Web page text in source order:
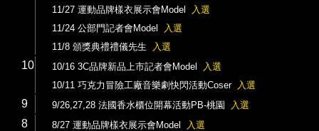
11/27 運動品牌樣衣展示會Model
入選
11/24 公部門記者會Model
入選
11/8 頒獎典禮禮儀先生
入選
10 10/16 3C品牌新品上市記者會Model
入選
10/11 巧克力冒險工廠音樂劇快閃活動Coser 入選
9 9/26,27,28 法國香水櫃位開幕活動PB-桃園 入選
8 8/27 運動品牌樣衣展示會Model
入選